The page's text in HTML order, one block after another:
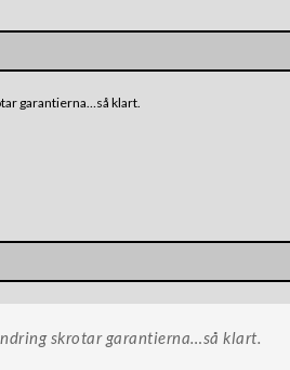
garantierna…så klart.
skrotar garantierna…så klart.